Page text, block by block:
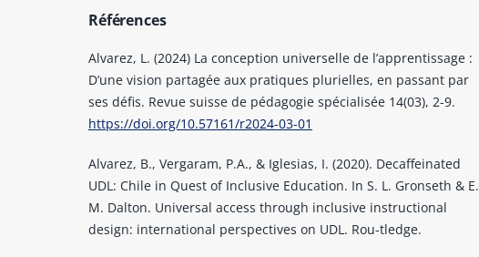
Références
Alvarez, L. (2024) La conception universelle de l’apprentissage :
D’une vision partagée aux pratiques plurielles, en passant par
ses défis. Revue suisse de pédagogie spécialisée 14(03), 2-9.
https://doi.org/10.57161/r2024-03-01
Alvarez, B., Vergaram, P.A., & Iglesias, I. (2020). Decaffeinated
UDL: Chile in Quest of Inclusive Education. In S. L. Gronseth & E.
M. Dalton. Universal access through inclusive instructional
design: international perspectives on UDL. Rou-tledge.